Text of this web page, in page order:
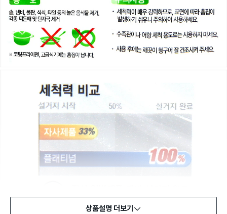
상품설명 더보기